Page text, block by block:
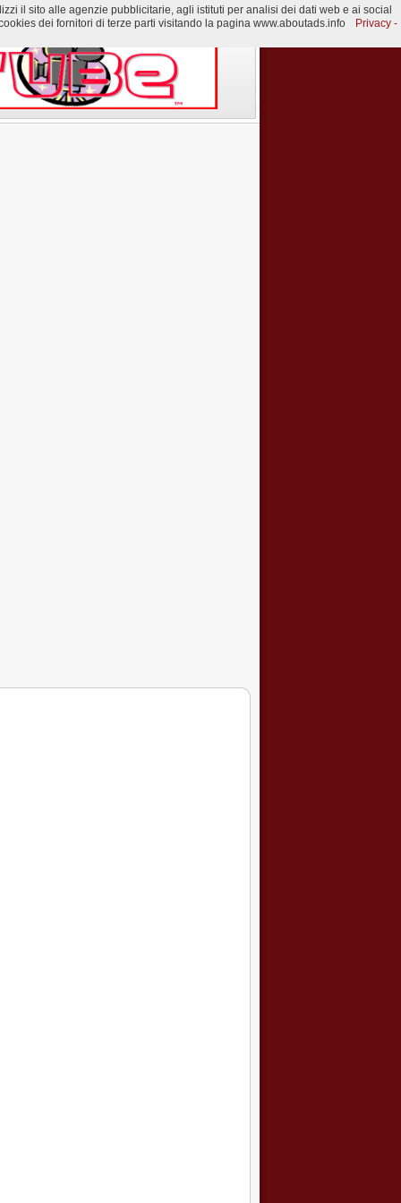
il sito alle agenzie pubblicitarie, agli istituti per analisi dei dati web e ai social
dei fornitori di terze parti visitando la pagina www.aboutads.info
Privacy -